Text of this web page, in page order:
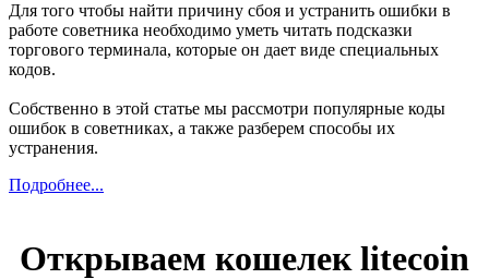
Для того чтобы найти причину сбоя и устранить ошибки в
работе советника необходимо уметь читать подсказки
торгового терминала, которые он дает виде специальных
кодов.
Собственно в этой статье мы рассмотри популярные коды
ошибок в советниках, а также разберем способы их
устранения.
Подробнее...
Открываем кошелек litecoin